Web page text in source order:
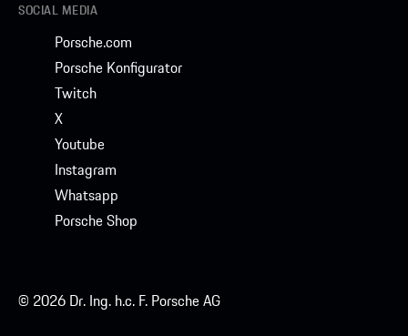
SOCIAL MEDIA
Porsche.com
Porsche Konfigurator
Twitch
X
Youtube
Instagram
Whatsapp
Porsche Shop
© 2026 Dr. Ing. h.c. F. Porsche AG